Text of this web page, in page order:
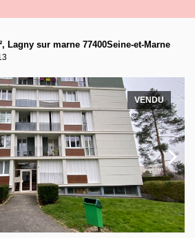
Lagny sur marne 77400Seine-et-Marne
VENDU